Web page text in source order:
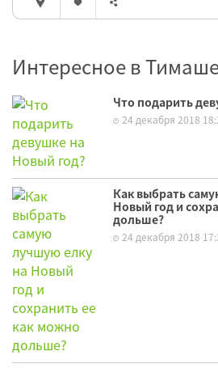
Интересное в
Что подарить
24 декабря 2018
Как выбрать
Новый год и
дольше?
24 декабря 2018